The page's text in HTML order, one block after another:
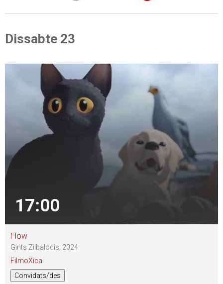
Dissabte 23
17:00
Flow
Gints Zilbalodis, 2024
FilmoXica
Convidats/des